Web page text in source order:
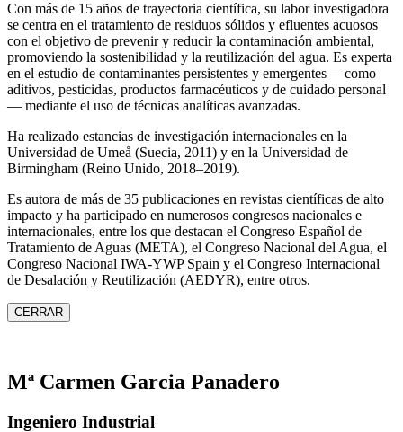
Con más de 15 años de trayectoria científica, su labor investigadora
se centra en el tratamiento de residuos sólidos y efluentes acuosos
con el objetivo de prevenir y reducir la contaminación ambiental,
promoviendo la sostenibilidad y la reutilización del agua. Es experta
en el estudio de contaminantes persistentes y emergentes —como
aditivos, pesticidas, productos farmacéuticos y de cuidado personal
— mediante el uso de técnicas analíticas avanzadas.
Ha realizado estancias de investigación internacionales en la
Universidad de Umeå (Suecia, 2011) y en la Universidad de
Birmingham (Reino Unido, 2018–2019).
Es autora de más de 35 publicaciones en revistas científicas de alto
impacto y ha participado en numerosos congresos nacionales e
internacionales, entre los que destacan el Congreso Español de
Tratamiento de Aguas (META), el Congreso Nacional del Agua, el
Congreso Nacional IWA‑YWP Spain y el Congreso Internacional
de Desalación y Reutilización (AEDYR), entre otros.
CERRAR
Mª Carmen Garcia Panadero
Ingeniero Industrial